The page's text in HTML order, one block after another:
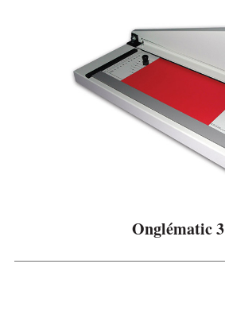
Onglématic 3